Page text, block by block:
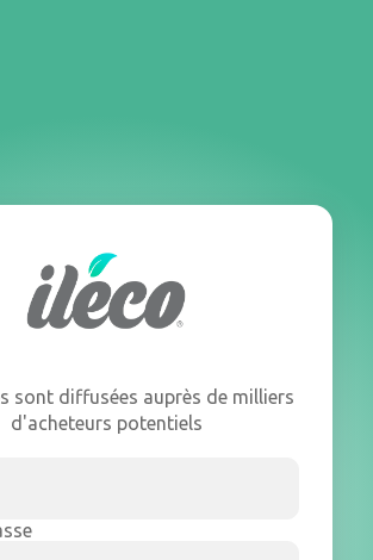
sont diffusées auprès de milliers
d'acheteurs potentiels